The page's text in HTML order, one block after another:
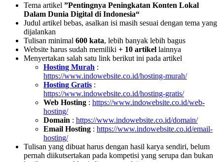
Tema artikel ”Pentingnya Peningkatan Konten Lokal
Dalam Dunia Digital di Indonesia“
Judul artikel bebas, asalkan isi masih sesuai dengan tema yang
dijalankan
Tulisan minimal 600 kata, lebih banyak lebih bagus
Website harus sudah memiliki + 10 artikel lainnya
Menyertakan salah satu link berikut ini pada artikel
Hosting Murah :
https://www.indowebsite.co.id/hosting-murah/
Hosting Gratis :
https://www.indowebsite.co.id/hosting-gratis/
Web Hosting : https://www.indowebsite.co.id/web-
hosting/
Domain : https://www.indowebsite.co.id/domain/
Email Hosting : https://www.indowebsite.co.id/email-
hosting/
Tulisan yang dibuat harus dengan hasil karya sendiri, belum
pernah diikutsertakan pada kompetisi yang serupa dan bukan